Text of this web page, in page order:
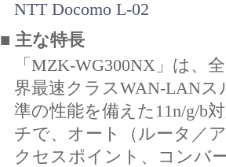
NTT Docomo L-02
■ 主な特長
「MZK-WG300NX」は、
界最速クラスWAN-LANス
準の性能を備えた11n/g/b
チで、オート（ルータ／
クセスポイント、コンバ